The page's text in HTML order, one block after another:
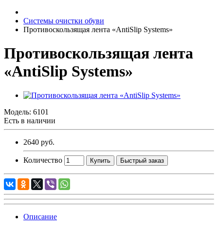
Системы очистки обуви
Противоскользящая лента «AntiSlip Systems»
Противоскользящая лента
«AntiSlip Systems»
Модель: 6101
Есть в наличии
2640 руб.
Количество Купить Быстрый заказ
Описание